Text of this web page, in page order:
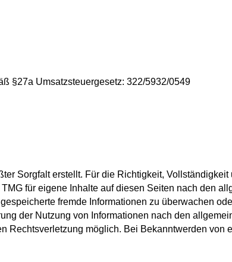
§27a Umsatzsteuergesetz: 322/5932/0549
Sorgfalt erstellt. Für die Richtigkeit,
für eigene Inhalte auf diesen Seiten nach den
fremde Informationen zu überwachen
der Nutzung von Informationen nach den
Rechtsverletzung möglich. Bei Bekanntwerden